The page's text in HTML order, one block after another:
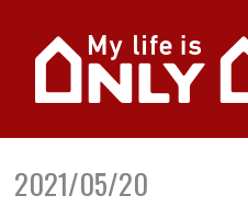
2021/05/20